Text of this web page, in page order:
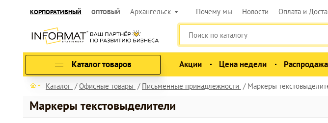
КОРПОРАТИВНЫЙ ОПТОВЫЙ Архангельск Почему мы Новости Оплата и
Каталог товаров Акции Цена недели Распродажа
Каталог Офисные товары Письменные принадлежности Маркеры
Маркеры текстовыделители